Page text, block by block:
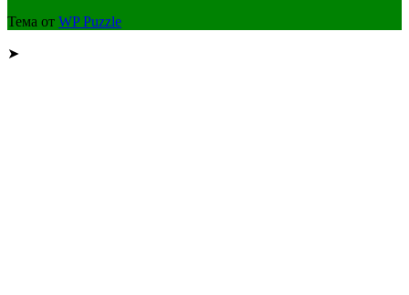
Тема от WP Puzzle
➤